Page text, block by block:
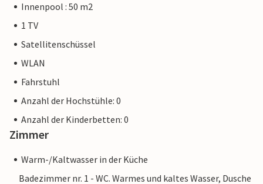
Innenpool : 50 m2
1 TV
Satellitenschüssel
WLAN
Fahrstuhl
Anzahl der Hochstühle: 0
Anzahl der Kinderbetten: 0
Zimmer
Warm-/Kaltwasser in der Küche
Badezimmer nr. 1 - WC. Warmes und kaltes Wasser, Dusche